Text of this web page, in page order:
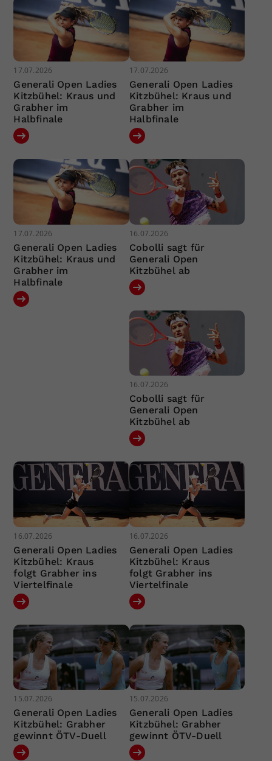
17.07.2026
Generali Open Ladies
Kitzbühel: Kraus und
Grabher im
Halbfinale
17.07.2026
Generali Open Ladies
Kitzbühel: Kraus und
Grabher im
Halbfinale
17.07.2026
Generali Open Ladies
Kitzbühel: Kraus und
Grabher im
Halbfinale
16.07.2026
Cobolli sagt für
Generali Open
Kitzbühel ab
16.07.2026
Cobolli sagt für
Generali Open
Kitzbühel ab
16.07.2026
Generali Open Ladies
Kitzbühel: Kraus
folgt Grabher ins
Viertelfinale
16.07.2026
Generali Open Ladies
Kitzbühel: Kraus
folgt Grabher ins
Viertelfinale
15.07.2026
Generali Open Ladies
Kitzbühel: Grabher
gewinnt ÖTV-Duell
15.07.2026
Generali Open Ladies
Kitzbühel: Grabher
gewinnt ÖTV-Duell